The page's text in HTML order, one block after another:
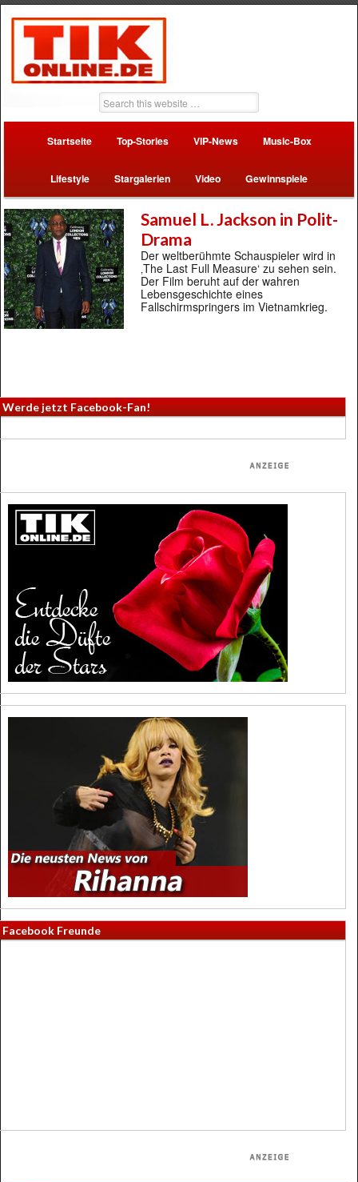
Startseite Top-Stories VIP-News Music-Box
Lifestyle Stargalerien Video Gewinnspiele
Samuel L. Jackson in Polit-
Drama
Der weltberühmte Schauspieler wird in
‚The Last Full Measure‘ zu sehen sein.
Der Film beruht auf der wahren
Lebensgeschichte eines
Fallschirmspringers im Vietnamkrieg.
Werde jetzt Facebook-Fan!
Facebook Freunde